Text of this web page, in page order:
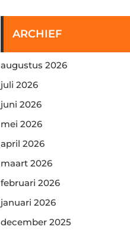
ARCHIEF
augustus 2026
juli 2026
juni 2026
mei 2026
april 2026
maart 2026
februari 2026
januari 2026
december 2025